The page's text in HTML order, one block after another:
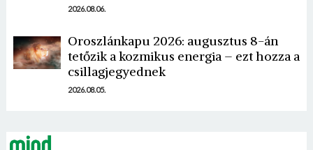
2026.08.06.
Oroszlánkapu 2026: augusztus 8-án
tetőzik a kozmikus energia – ezt hozza a
csillagjegyednek
2026.08.05.
Jelszó
Mégse